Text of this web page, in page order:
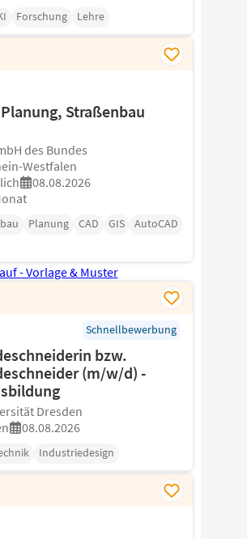
Forschung Lehre
Straßenbau
des Bundes
Westfalen
08.08.2026
Planung CAD GIS
AutoCAD
Schnellbewerbung
bzw.
(m/w/d) -
Dresden
08.08.2026
Industriedesign